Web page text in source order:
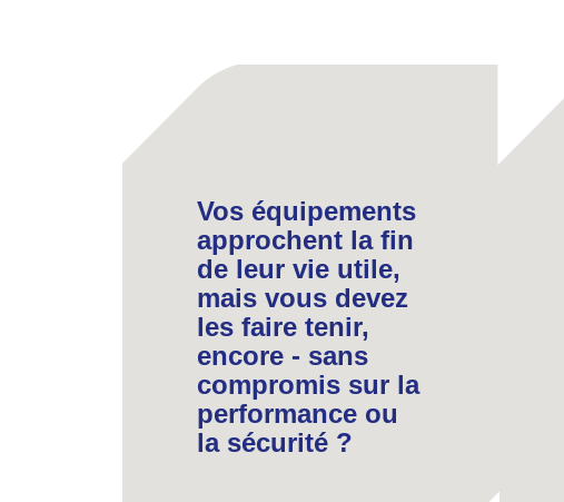
Vos équipements
approchent la fin
de leur vie utile,
mais vous devez
les faire tenir,
encore - sans
compromis sur la
performance ou
la sécurité ?